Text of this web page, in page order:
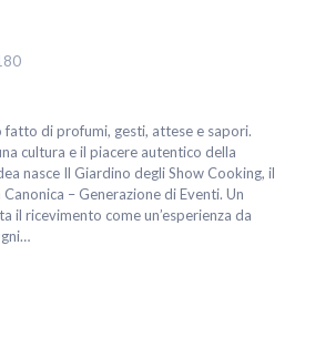
fatto di profumi, gesti, attese e sapori.
cultura e il piacere autentico della
nasce Il Giardino degli Show Cooking, il
– Generazione di Eventi. Un
il ricevimento come un’esperienza da